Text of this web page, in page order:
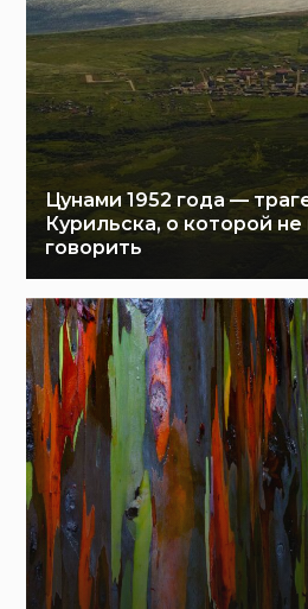
Цунами 1952 года —
Курильска, о которой не
говорить